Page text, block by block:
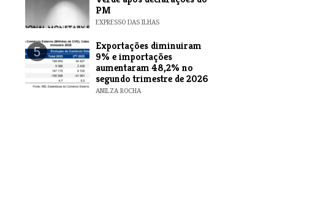
PM
EXPRESSO DAS ILHAS
5
Exportações diminuiram
9% e importações
aumentaram 48,2% no
segundo trimestre de 2026
ANILZA ROCHA